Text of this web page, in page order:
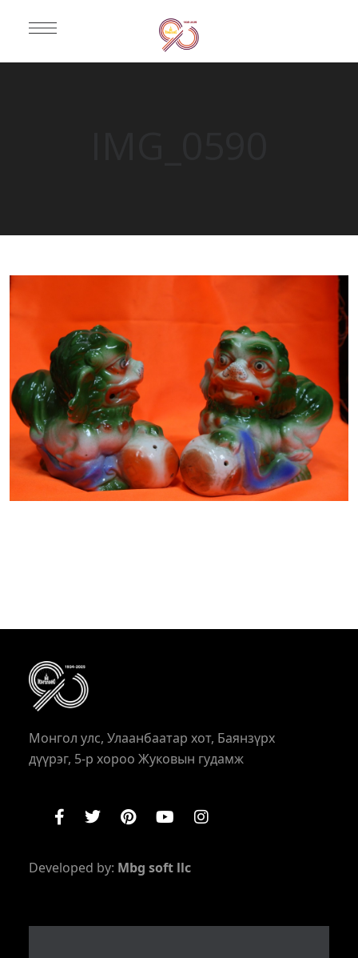
Монгол улс, Улаанбаатар хот, Баянзүрх
дүүрэг, 5-р хороо Жуковын гудамж
Developed by: Mbg soft llc